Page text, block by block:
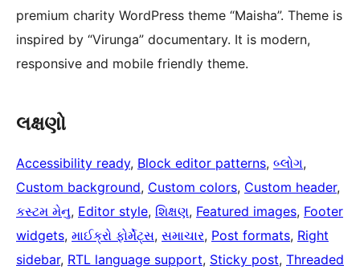
premium charity WordPress theme “Maisha”. Theme is
inspired by “Virunga” documentary. It is modern,
responsive and mobile friendly theme.
લક્ષણો
Accessibility ready, Block editor patterns, બ્લોગ
Custom background, Custom colors, Custom header
કસ્ટમ મેનુ, Editor style, શિક્ષણ, Featured images, Footer
widgets, માઈક્રો ફોર્મેટ્સ, સમાચાર, Post formats, Right
sidebar, RTL language support, Sticky post, Threaded